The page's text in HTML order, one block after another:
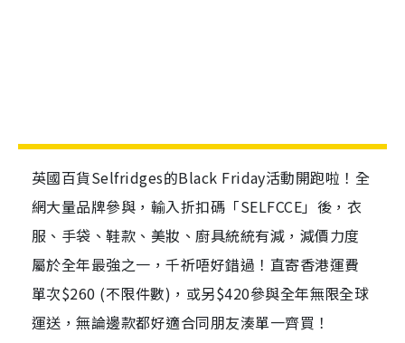
英國百貨Selfridges的Black Friday活動開跑啦！全
網大量品牌參與，輸入折扣碼「SELFCCE」後，衣
服、手袋、鞋款、美妝、廚具統統有減，減價力度
屬於全年最強之一，千祈唔好錯過！直寄香港運費
單次$260 (不限件數)，或另$420參與全年無限全球
運送，無論邊款都好適合同朋友湊單一齊買！